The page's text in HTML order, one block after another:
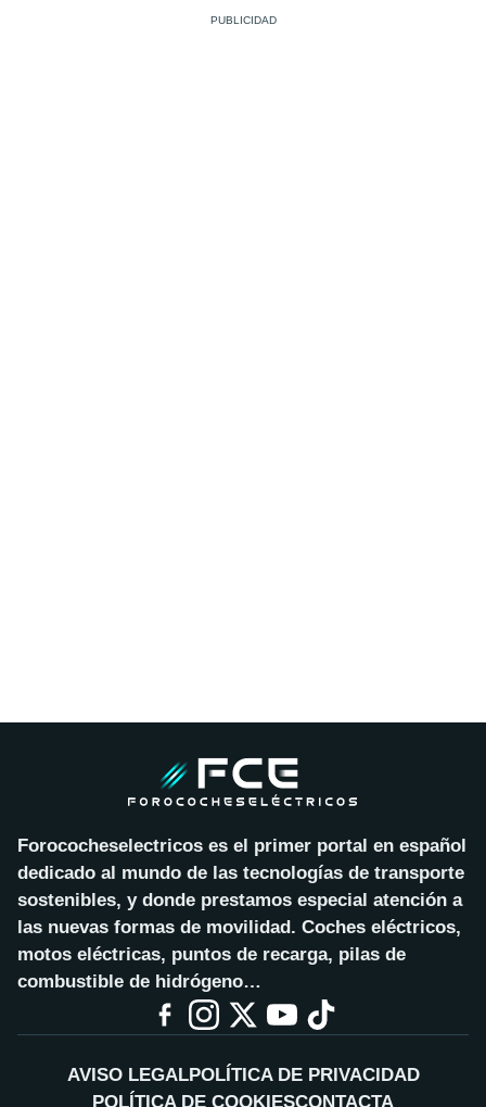
Forococheselectricos es el primer portal en español
dedicado al mundo de las tecnologías de transporte
sostenibles, y donde prestamos especial atención a
las nuevas formas de movilidad. Coches eléctricos,
motos eléctricas, puntos de recarga, pilas de
combustible de hidrógeno…
AVISO LEGALPOLÍTICA DE PRIVACIDAD
POLÍTICA DE COOKIESCONTACTA